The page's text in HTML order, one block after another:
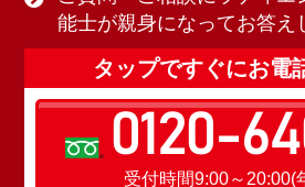
能士が親身になってお答え
タップですぐにお電
0120-
受付時間9:00～20:00(